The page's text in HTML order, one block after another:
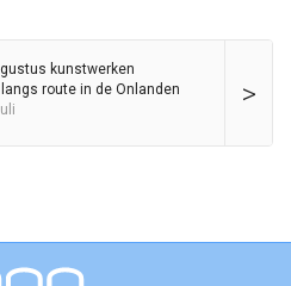
>
kunstwerken
route in de Onlanden